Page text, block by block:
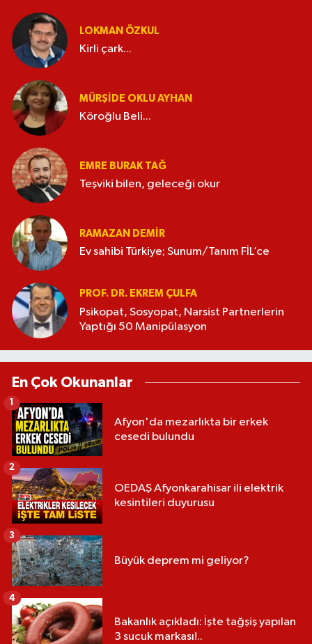
LOKMAN ÖZKUL
Kirli çark...
MÜRŞIDE OKLU AYHAN
Köroğlu Beli...
EMRE BURAK TAĞ
Teşviki bilen, geleceği okur
RAMAZAN DEMİR
Ev sahibi Türkiye; Sunum/Tanım FİL’ce
PROF. DR. EKREM ÇULFA
Psikopat, Sosyopat, Narsist Partnerlerin
Yaptığı 50 Manipülasyon
En Çok Okunanlar
Afyon'da mezarlıkta bir erkek
cesedi bulundu
1
OEDAŞ Afyonkarahisar ili elektrik
kesintileri duyurusu
2
Büyük deprem mi geliyor?
3
Bakanlık açıkladı: İşte tağşiş yapılan
3 sucuk markası!..
4